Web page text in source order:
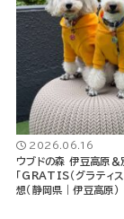
2026.06.16
ウブドの森 伊豆高原＆
「GRATIS（グラティス
想（静岡県｜伊豆高原）